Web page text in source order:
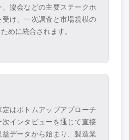
協会などの主要ステークホ
け、一次調査と市場規模の
めに統合されます。
はボトムアップアプローチ
インタビューを通じて直接
データから始まり、製造業